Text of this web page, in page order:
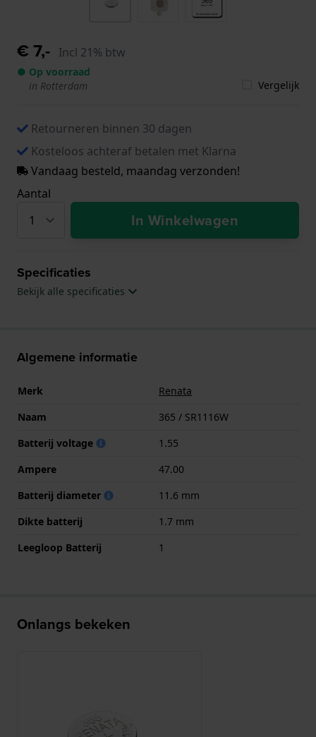
€ 7,- Incl 21% btw
● Op voorraad
in Rotterdam
Vergelijk
Retourneren binnen 30 dagen
Kosteloos achteraf betalen met Klarna
Vandaag besteld, maandag verzonden!
Aantal
In Winkelwagen
Specificaties
Bekijk alle specificaties
Algemene informatie
Merk
Renata
Naam
365 / SR1116W
Batterij voltage
1.55
Ampere
47.00
Batterij diameter
11.6 mm
Dikte batterij
1.7 mm
Leegloop Batterij
1
Onlangs bekeken